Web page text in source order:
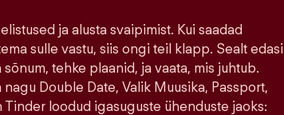
ja alusta svaipimist. Kui saadad
sulle vastu, siis ongi teil klapp. Sealt edasi
tehke plaanid, ja vaata, mis juhtub.
Double Date, Valik Muusika, Passport,
Tinder loodud igasuguste ühenduste jaoks: